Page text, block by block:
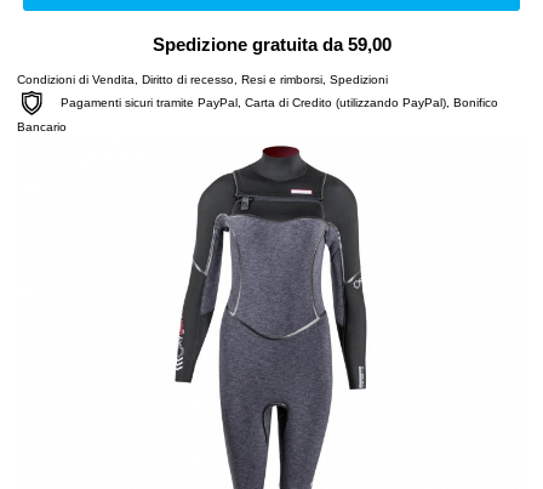
Spedizione gratuita da 59,00
Condizioni di Vendita Diritto di recesso Resi e rimborsi Spedizioni
Pagamenti sicuri tramite PayPal, Carta di Credito (utilizzando PayPal), Bonifico
Bancario